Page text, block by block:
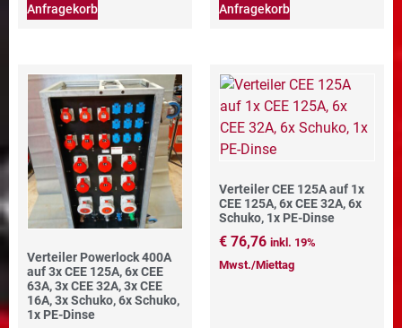
Anfragekorb Anfragekorb
Verteiler Powerlock 400A
auf 3x CEE 125A, 6x CEE
63A, 3x CEE 32A, 3x CEE
16A, 3x Schuko, 6x Schuko,
1x PE-Dinse
Verteiler CEE 125A auf 1x
CEE 125A, 6x CEE 32A, 6x
Schuko, 1x PE-Dinse
€ 76,76 inkl. 19%
Mwst./Miettag